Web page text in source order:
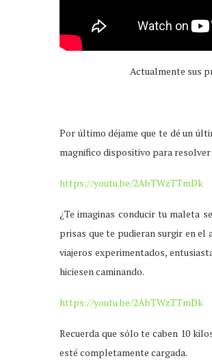
Actualmente sus
Por último déjame que te dé un
magnifico dispositivo para
https://youtu.be/2AbTWzTTmDk
¿Te imaginas conducir tu maleta
prisas que te pudieran surgir en el
viajeros experimentados,
hiciesen caminando.
https://youtu.be/2AbTWzTTmDk
Recuerda que sólo te caben 10
esté completamente cargada.